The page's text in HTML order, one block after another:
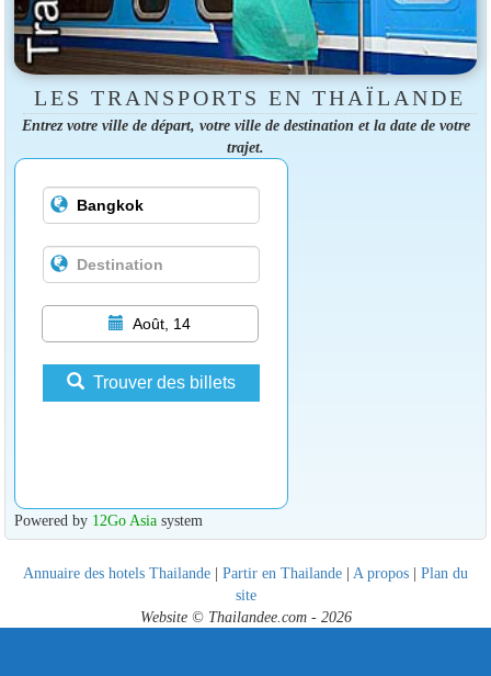
LES TRANSPORTS EN THAÏLANDE
Entrez votre ville de départ, votre ville de destination et la date de votre
trajet.
Août, 14
Trouver des billets
Powered by 12Go Asiasystem
Annuaire des hotels Thailande | Partir en Thailande | A propos | Plan du
site
Website © Thailandee.com - 2026